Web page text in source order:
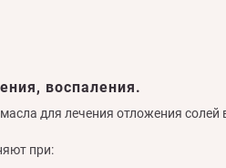
воспаления.
для лечения отложения солей в
при: